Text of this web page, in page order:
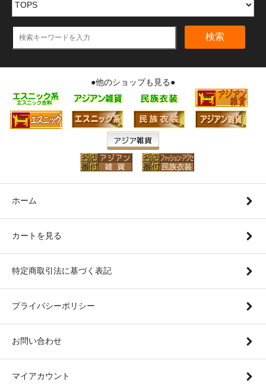
検索
●他のショップも見る●
ホーム
カートを見る
特定商取引法に基づく表記
プライバシーポリシー
お問い合わせ
マイアカウント